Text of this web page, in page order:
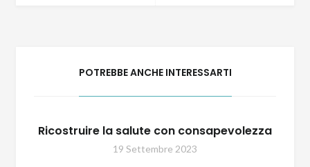
POTREBBE ANCHE INTERESSARTI
Ricostruire la salute con consapevolezza
19 Settembre 2023